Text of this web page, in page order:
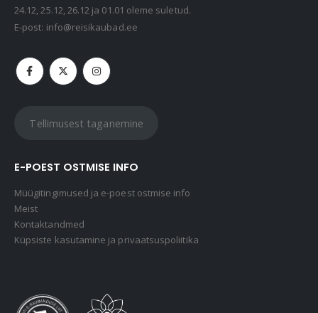
24.12, 25.12, 26.12 ja 01.01 oleme suletud.
E-post: info@reisikaubad.ee
Tellimusest taganemine
E-POEST OSTMISE INFO
Müügitingimused ja e-poest ostmise info
Meist
Kontaktandmed
Küpsiste kasutamine ja privaatsuspoliitika